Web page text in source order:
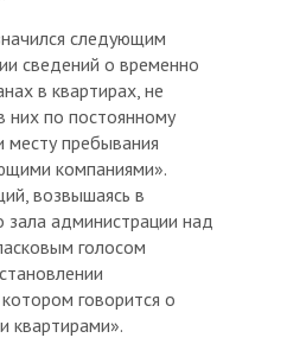
следующим
сведений о временно
в квартирах, не
них по постоянному
месту пребывания
компаниями».
возвышаясь в
зала администрации над
голосом
говорится о
квартирами».